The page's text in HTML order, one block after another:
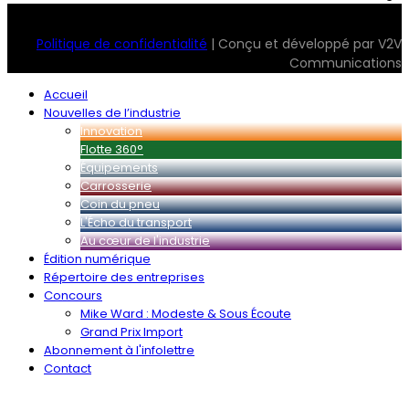
Politique de confidentialité | Conçu et développé par V2V
Communications
Accueil
Nouvelles de l’industrie
Innovation
Flotte 360°
Équipements
Carrosserie
Coin du pneu
L'Écho du transport
Au cœur de l'industrie
Édition numérique
Répertoire des entreprises
Concours
Mike Ward : Modeste & Sous Écoute
Grand Prix Import
Abonnement à l'infolettre
Contact